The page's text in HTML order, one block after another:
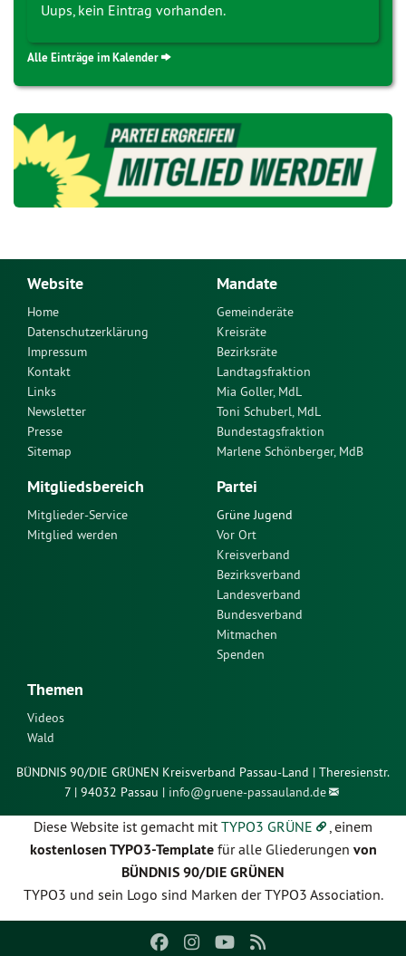
Uups, kein Eintrag vorhanden.
Alle Einträge im Kalender
Website
Home
Datenschutzerklärung
Impressum
Kontakt
Links
Newsletter
Presse
Sitemap
Mandate
Gemeinderäte
Kreisräte
Bezirksräte
Landtagsfraktion
Mia Goller, MdL
Toni Schuberl, MdL
Bundestagsfraktion
Marlene Schönberger, MdB
Mitgliedsbereich
Mitglieder-Service
Mitglied werden
Partei
Grüne Jugend
Vor Ort
Kreisverband
Bezirksverband
Landesverband
Bundesverband
Mitmachen
Spenden
Themen
Videos
Wald
BÜNDNIS 90/DIE GRÜNEN Kreisverband Passau-Land | Theresienstr.
7 | 94032 Passau | info@gruene-passauland.de
Diese Website ist gemacht mitTYPO3 GRÜNE , einem
kostenlosen TYPO3-Templatefür alle Gliederungen von
BÜNDNIS 90/DIE GRÜNEN
TYPO3 und sein Logo sind Marken der TYPO3 Association.